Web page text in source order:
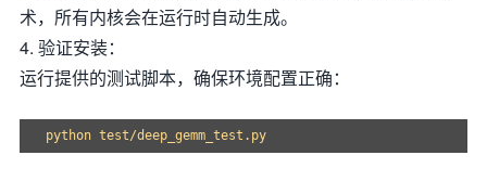
术，所有内核会在运行时自动生成。
4. 验证安装：
运行提供的测试脚本，确保环境配置正确：